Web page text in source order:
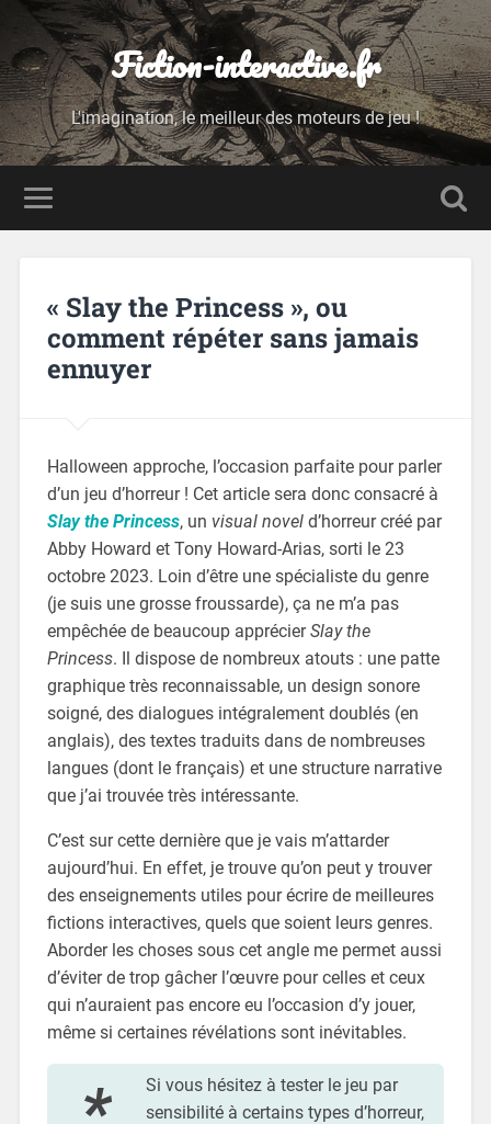
Fiction-interactive.fr
L'imagination, le meilleur des moteurs de jeu !
« Slay the Princess », ou
comment répéter sans jamais
ennuyer
Halloween approche, l’occasion parfaite pour parler
d’un jeu d’horreur ! Cet article sera donc consacré à
Slay the Princess, un visual noveld’horreur créé par
Abby Howard et Tony Howard-Arias, sorti le 23
octobre 2023. Loin d’être une spécialiste du genre
(je suis une grosse froussarde), ça ne m’a pas
empêchée de beaucoup apprécierSlay the
Princess. Il dispose de nombreux atouts : une patte
graphique très reconnaissable, un design sonore
soigné, des dialogues intégralement doublés (en
anglais), des textes traduits dans de nombreuses
langues (dont le français) et une structure narrative
que j’ai trouvée très intéressante.
C’est sur cette dernière que je vais m’attarder
aujourd’hui. En effet, je trouve qu’on peut y trouver
des enseignements utiles pour écrire de meilleures
fictions interactives, quels que soient leurs genres.
Aborder les choses sous cet angle me permet aussi
d’éviter de trop gâcher l’œuvre pour celles et ceux
qui n’auraient pas encore eu l’occasion d’y jouer,
même si certaines révélations sont inévitables.
Si vous hésitez à tester le jeu par
sensibilité à certains types d’horreur,